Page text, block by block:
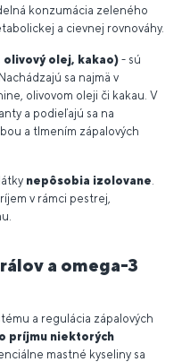
konzumácia zeleného
a cievnej rovnováhy.
olivový olej, kakao) - sú
sa najmä v
olivovom oleji či kakau. V
a podieľajú sa na
a tlmením zápalových
nepôsobia izolovane
v rámci pestrej,
a omega-3
a regulácia zápalových
príjmu niektorých
mastné kyseliny sa